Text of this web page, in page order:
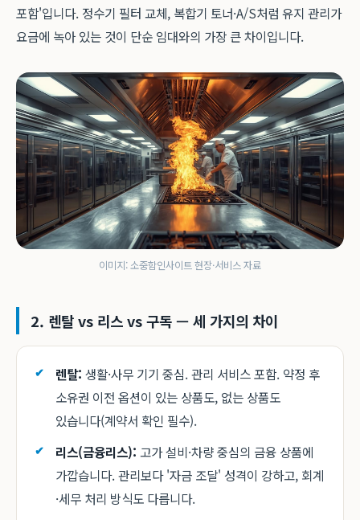
포함'입니다. 정수기 필터 교체, 복합기 토너·A/S처럼 유지 관리가
요금에 녹아 있는 것이 단순 임대와의 가장 큰 차이입니다.
이미지: 소중함인사이트 현장·서비스 자료
2. 렌탈 vs 리스 vs 구독 — 세 가지의 차이
렌탈: 생활·사무 기기 중심. 관리 서비스 포함. 약정 후
소유권 이전 옵션이 있는 상품도, 없는 상품도
있습니다(계약서 확인 필수).
리스(금융리스): 고가 설비·차량 중심의 금융 상품에
가깝습니다. 관리보다 '자금 조달' 성격이 강하고, 회계
·세무 처리 방식도 다릅니다.